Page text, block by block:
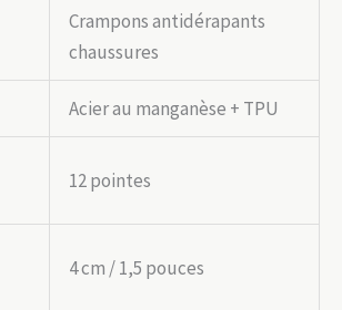
Crampons antidérapants
chaussures
Acier au manganèse + TPU
12 pointes
4 cm / 1,5 pouces